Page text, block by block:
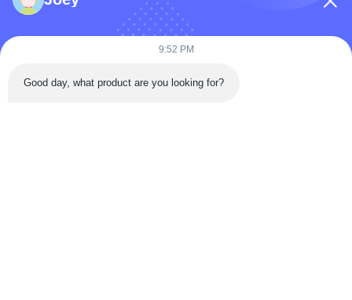
9:52 PM
Good day, what product are you looking for?